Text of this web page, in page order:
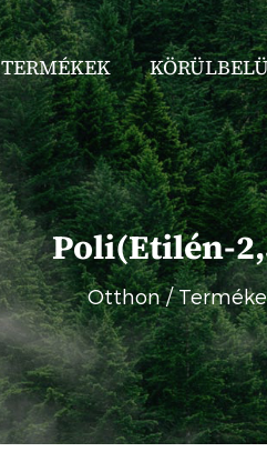
TERMÉKEK
Poli(etilén-
Otthon/